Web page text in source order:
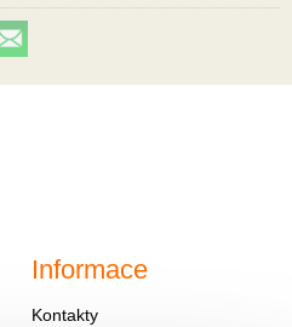
Informace
Kontakty